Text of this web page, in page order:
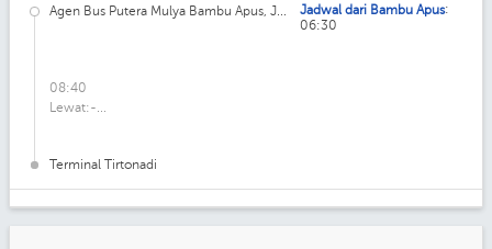
Agen Bus Putera Mulya Bambu Apus, J...
08:40
Lewat:-...
Terminal Tirtonadi
Jadwal dari Bambu Apus:
06:30